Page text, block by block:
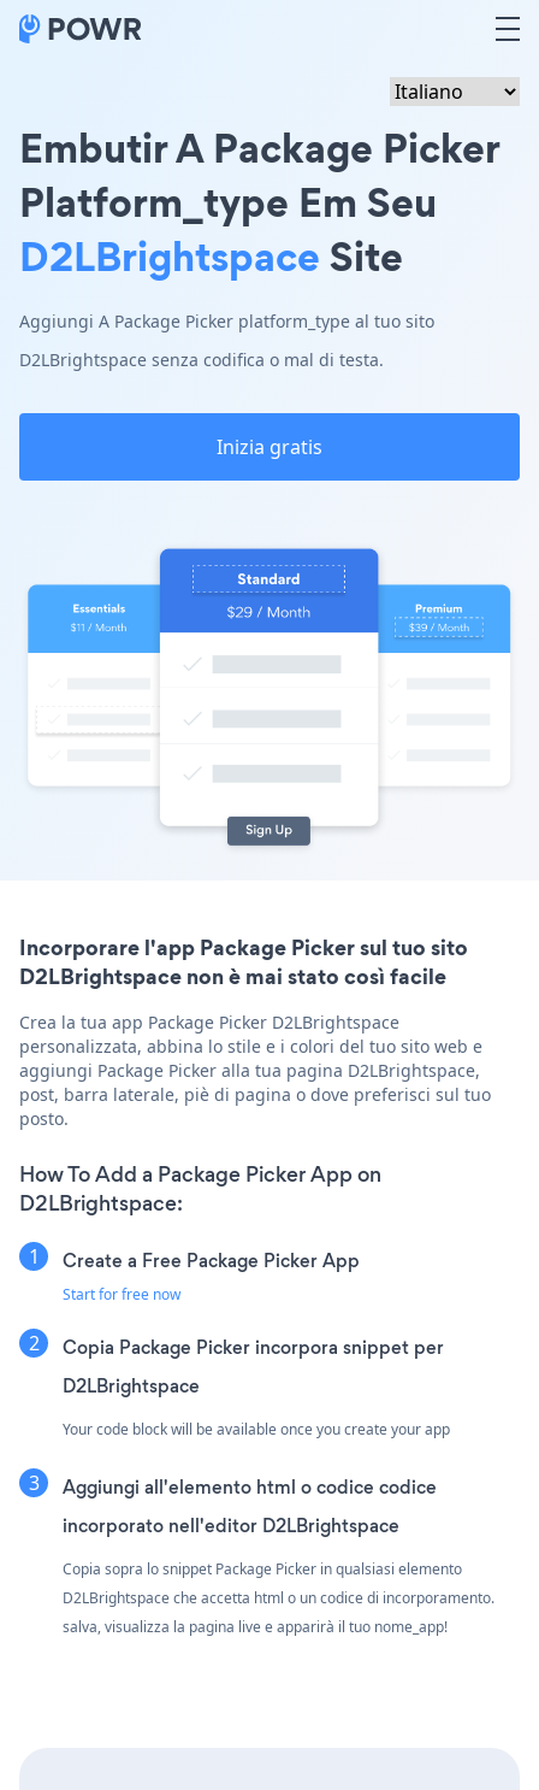
Embutir A Package Picker
Platform_type Em Seu
D2LBrightspaceSite
Aggiungi A Package Picker platform_type al tuo sito
D2LBrightspace senza codifica o mal di testa.
Inizia gratis
Incorporare l'app Package Picker sul tuo sito
D2LBrightspace non è mai stato così facile
Crea la tua app Package Picker D2LBrightspace
personalizzata, abbina lo stile e i colori del tuo sito web e
aggiungi Package Picker alla tua pagina D2LBrightspace,
post, barra laterale, piè di pagina o dove preferisci sul tuo
posto.
How To Add a Package Picker App on
D2LBrightspace:
Create a Free Package Picker App
Start for free now
Copia Package Picker incorpora snippet per
D2LBrightspace
Your code block will be available once you create your app
Aggiungi all'elemento html o codice codice
incorporato nell'editor D2LBrightspace
Copia sopra lo snippet Package Picker in qualsiasi elemento
D2LBrightspace che accetta html o un codice di incorporamento.
salva, visualizza la pagina live e apparirà il tuo nome_app!